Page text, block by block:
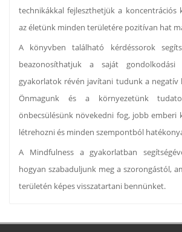
technikákkal fejleszthetjük a koncentrációs
az életünk minden területére pozitívan hat
A könyvben található kérdéssorok
beazonosíthatjuk a saját
gyakorlatok révén javítani tudunk a negatív
Önmagunk és a környezetünk
önbecsülésünk növekedni fog, jobb emberi
létrehozni és minden szempontból
A Mindfulness a gyakorlatban
hogyan szabaduljunk meg a szorongástól,
területén képes visszatartani bennünket.